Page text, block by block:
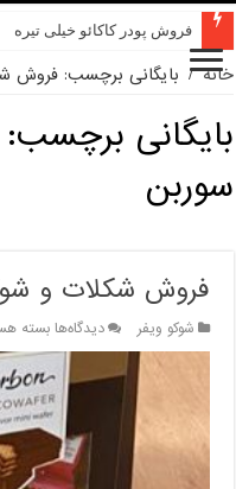
فروش پودر کاکائو خیلی تیره
خانه / بایگانی برچسب: فروش
بایگانی برچسب:
سوربن
فروش شکلات و
شوکو ویفر دیدگاه‌هابرای
فروش
شکلات
و
شوکو
ویفر
کاکائویی
سوربن
بسته